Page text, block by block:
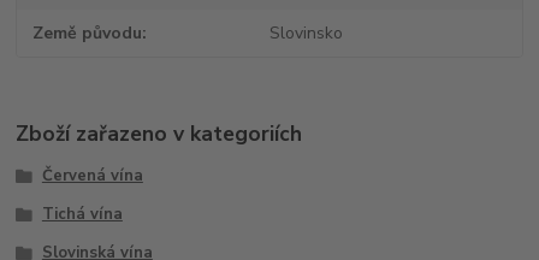
Země původu Slovinsko
Zboží zařazeno v kategoriích
Červená vína
Tichá vína
Slovinská vína